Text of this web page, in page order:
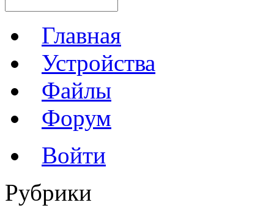
Главная
Устройства
Файлы
Форум
Войти
Рубрики